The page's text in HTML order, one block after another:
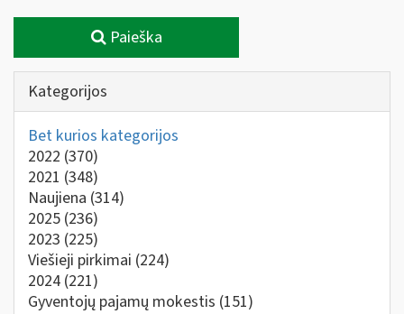
Paieška
Kategorijos
Bet kurios kategorijos
2022 (370)
2021 (348)
Naujiena (314)
2025 (236)
2023 (225)
Viešieji pirkimai (224)
2024 (221)
Gyventojų pajamų mokestis (151)